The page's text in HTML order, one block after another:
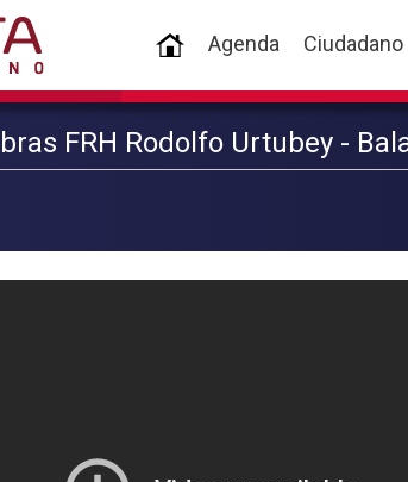
(current)
Agenda Ciudadano
FRH Rodolfo Urtubey -